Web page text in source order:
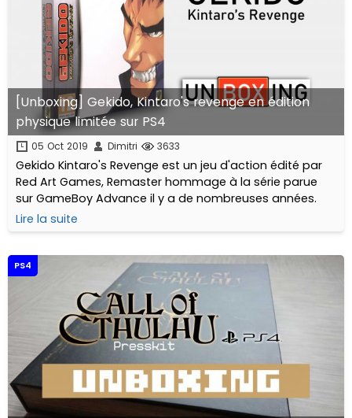
[Unboxing] Gekido, Kintaro's revenge en édition
physique limitée sur PS4
05 Oct 2019 Dimitri 3633
Gekido Kintaro's Revenge est un jeu d'action édité par
Red Art Games, Remaster hommage à la série parue
sur GameBoy Advance il y a de nombreuses années.
Lire la suite
PS4